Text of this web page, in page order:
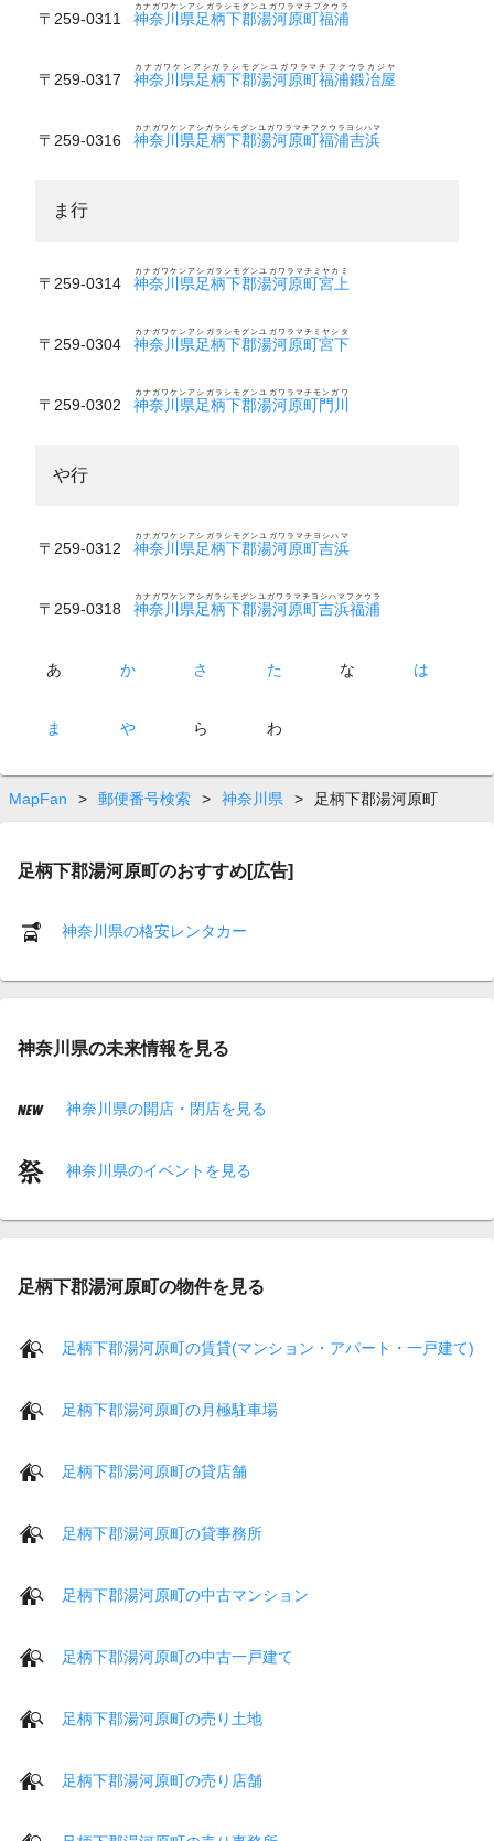
〒259-0311 神奈川県足柄下郡湯河原町福浦
カナガワケンアシガラシモグンユガワラマチフクウラ
〒259-0317 神奈川県足柄下郡湯河原町福浦鍛冶屋
カナガワケンアシガラシモグンユガワラマチフクウラカジヤ
〒259-0316 神奈川県足柄下郡湯河原町福浦吉浜
カナガワケンアシガラシモグンユガワラマチフクウラヨシハマ
ま行
〒259-0314 神奈川県足柄下郡湯河原町宮上
カナガワケンアシガラシモグンユガワラマチミヤカミ
〒259-0304 神奈川県足柄下郡湯河原町宮下
カナガワケンアシガラシモグンユガワラマチミヤシタ
〒259-0302 神奈川県足柄下郡湯河原町門川
カナガワケンアシガラシモグンユガワラマチモンガワ
や行
〒259-0312 神奈川県足柄下郡湯河原町吉浜
カナガワケンアシガラシモグンユガワラマチヨシハマ
〒259-0318 神奈川県足柄下郡湯河原町吉浜福浦
カナガワケンアシガラシモグンユガワラマチヨシハマフクウラ
あ か さ た な は
ま や ら わ
MapFan > 郵便番号検索 > 神奈川県 > 足柄下郡湯河原町
足柄下郡湯河原町のおすすめ[広告]
神奈川県の格安レンタカー
神奈川県の未来情報を見る
神奈川県の開店・閉店を見る
神奈川県のイベントを見る
足柄下郡湯河原町の物件を見る
足柄下郡湯河原町の賃貸(マンション・アパート・一戸建て)
足柄下郡湯河原町の月極駐車場
足柄下郡湯河原町の貸店舗
足柄下郡湯河原町の貸事務所
足柄下郡湯河原町の中古マンション
足柄下郡湯河原町の中古一戸建て
足柄下郡湯河原町の売り土地
足柄下郡湯河原町の売り店舗